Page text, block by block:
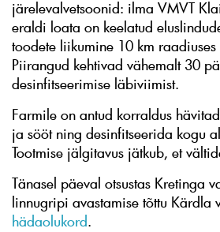
järelevalvetsoonid: ilma VMVT
eraldi loata on keelatud
toodete liikumine 10 km
Piirangud kehtivad vähemalt 30
desinfitseerimise läbiviimist.
Farmile on antud korraldus
ja sööt ning desinfitseerida kogu
Tootmise jälgitavus jätkub, et
Tänasel päeval otsustas Kretinga
linnugripi avastamise tõttu Kärdla
hädaolukord.